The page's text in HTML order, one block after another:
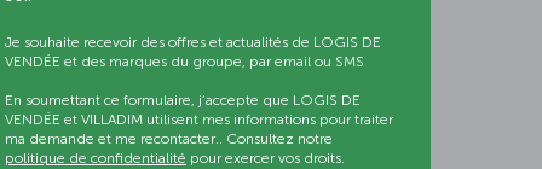
Je souhaite recevoir des offres et actualités de LOGIS DE
VENDÉE et des marques du groupe, par email ou SMS
En soumettant ce formulaire, j’accepte que LOGIS DE
VENDÉE et VILLADIM utilisent mes informations pour traiter
ma demande et me recontacter.. Consultez notre
politique de confidentialité pour exercer vos droits.